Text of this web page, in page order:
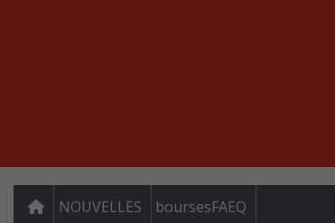
NOUVELLES boursesFAEQ